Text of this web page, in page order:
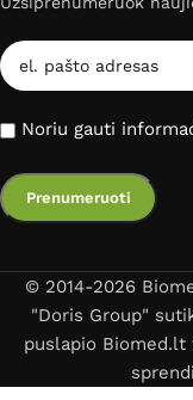
Noriu gauti
© 2014-2026
"Doris Group"
puslapio Biomed.lt